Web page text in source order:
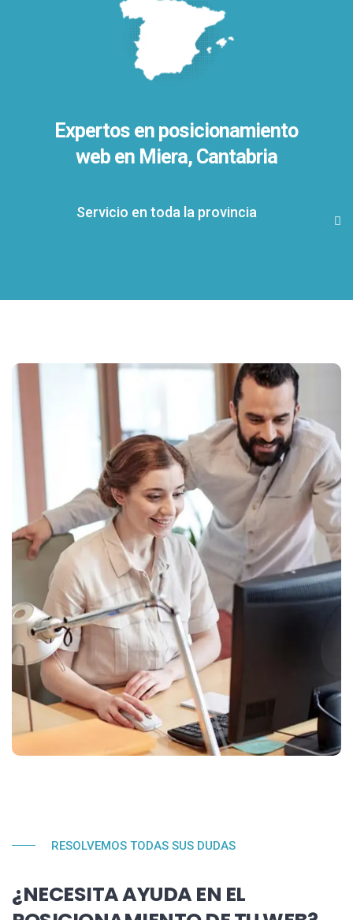
Expertos en posicionamiento
web en Miera, Cantabria
Servicio en toda la provincia
RESOLVEMOS TODAS SUS DUDAS
¿NECESITA AYUDA EN EL